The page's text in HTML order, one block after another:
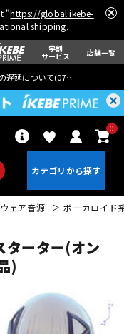
"https://global.ikebe-
shipping.
学割
サービス 店舗一覧
遅延について(07月29日
0
ェア音源 ボーカロイド
ターター(オン
)